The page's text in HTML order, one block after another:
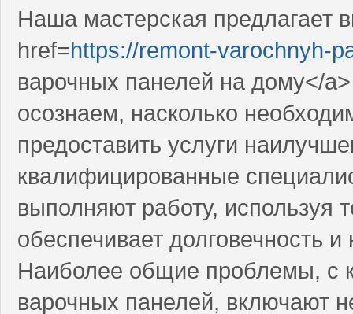
Наша мастерская предлагает
href=https://remont-varochnyh-
варочных панелей на дому</
осознаем, насколько
предоставить услуги
квалифицированные
выполняют работу, используя
обеспечивает долговечность
Наиболее общие проблемы, с
варочных панелей, включают